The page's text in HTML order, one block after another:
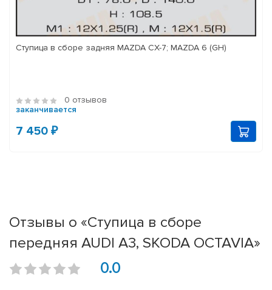
Ступица в сборе задняя MAZDA CX-7; MAZDA 6 (GH)
0 отзывов
заканчивается
7 450 ₽
Отзывы о «Ступица в сборе
передняя AUDI A3, SKODA OCTAVIA»
0.0